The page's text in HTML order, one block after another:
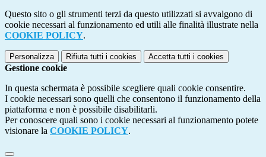
Questo sito o gli strumenti terzi da questo utilizzati si avvalgono di
cookie necessari al funzionamento ed utili alle finalità illustrate nella
COOKIE POLICY.
Personalizza Rifiuta tutti i cookies Accetta tutti i cookies
Gestione cookie
In questa schermata è possibile scegliere quali cookie consentire.
I cookie necessari sono quelli che consentono il funzionamento della
piattaforma e non è possibile disabilitarli.
Per conoscere quali sono i cookie necessari al funzionamento potete
visionare la COOKIE POLICY.